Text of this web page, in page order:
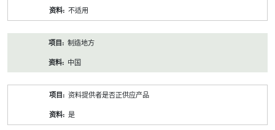
不适用
制造地方
中国
资料提供者是否正供应产品
是